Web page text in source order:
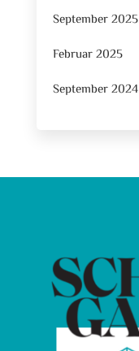
September 2025
Februar 2025
September 2024